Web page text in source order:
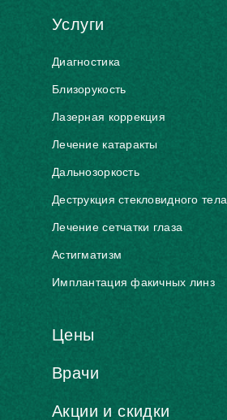
Услуги
Диагностика
Близорукость
Лазерная коррекция
Лечение катаракты
Дальнозоркость
Деструкция стекловидного тела
Лечение сетчатки глаза
Астигматизм
Имплантация факичных линз
Цены
Врачи
Акции и скидки